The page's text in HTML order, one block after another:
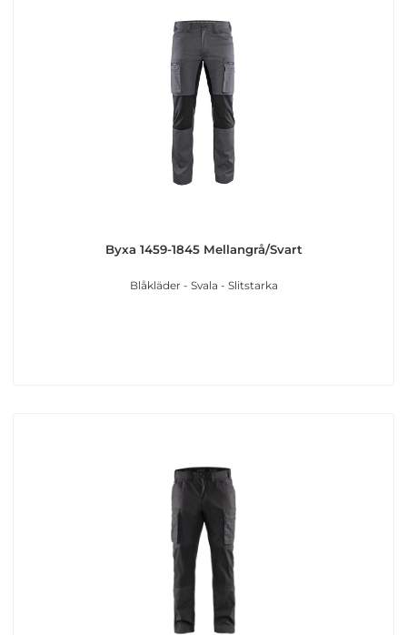
Byxa 1459-1845 Mellangrå/Svart
Blåkläder - Svala - Slitstarka